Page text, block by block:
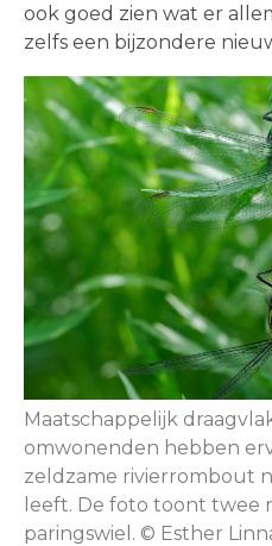
ook goed zien wat er
zelfs een bijzondere
Maatschappelijk
omwonenden hebben
zeldzame rivierrombout
leeft. De foto toont twee
paringswiel. © Esther